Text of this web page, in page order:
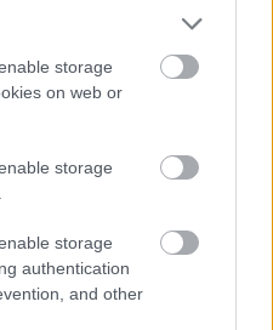
storage
on web or
storage
storage
authentication
and other